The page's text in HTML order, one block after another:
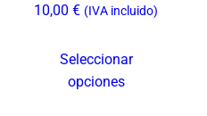
10,00€ (IVA incluido)
Seleccionar
opciones
elegir